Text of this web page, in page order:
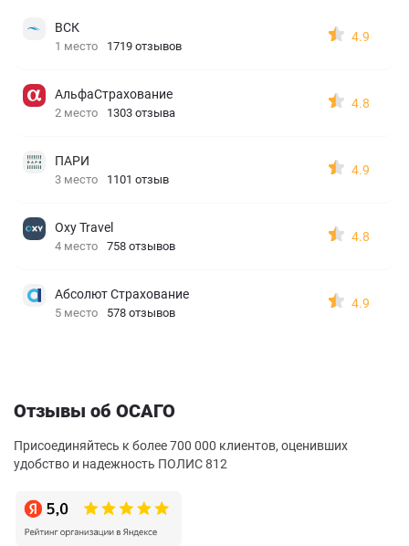
ВСК
1 место 1719 отзывов
4.9
АльфаСтрахование
2 место 1303 отзыва
4.8
ПАРИ
3 место 1101 отзыв
4.9
Oxy Travel
4 место 758 отзывов
4.8
Абсолют Страхование
5 место 578 отзывов
4.9
Отзывы об ОСАГО
Присоединяйтесь к более 700 000 клиентов, оценивших
удобство и надежность ПОЛИС 812